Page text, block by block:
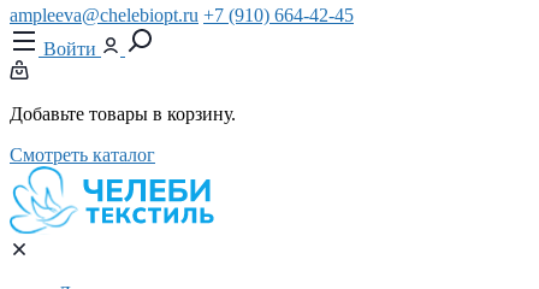
ampleeva@chelebiopt.ru +7 (910) 664-42-45
Войти
Добавьте товары в корзину.
Смотреть каталог